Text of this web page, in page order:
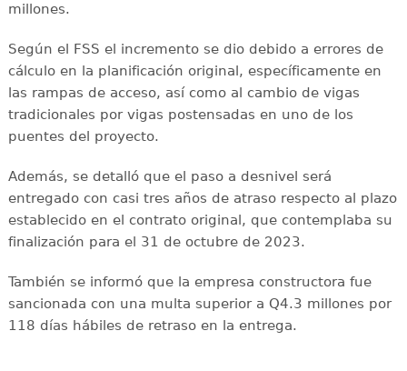
millones.
Según el FSS el incremento se dio debido a errores de
cálculo en la planificación original, específicamente en
las rampas de acceso, así como al cambio de vigas
tradicionales por vigas postensadas en uno de los
puentes del proyecto.
Además, se detalló que el paso a desnivel será
entregado con casi tres años de atraso respecto al plazo
establecido en el contrato original, que contemplaba su
finalización para el 31 de octubre de 2023.
También se informó que la empresa constructora fue
sancionada con una multa superior a Q4.3 millones por
118 días hábiles de retraso en la entrega.